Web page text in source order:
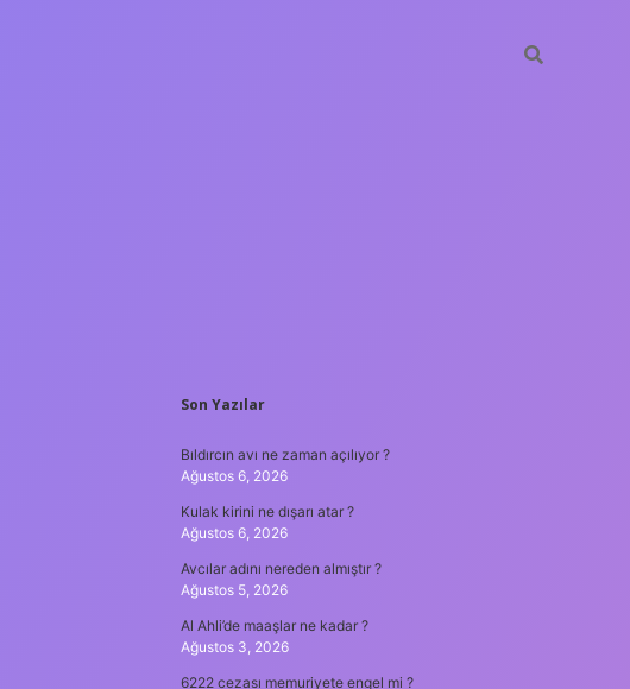
SIDEBAR
Son Yazılar
Bıldırcın avı ne zaman açılıyor ?
Ağustos 6, 2026
Kulak kirini ne dışarı atar ?
Ağustos 6, 2026
Avcılar adını nereden almıştır ?
Ağustos 5, 2026
Al Ahli’de maaşlar ne kadar ?
Ağustos 3, 2026
6222 cezası memuriyete engel mi ?